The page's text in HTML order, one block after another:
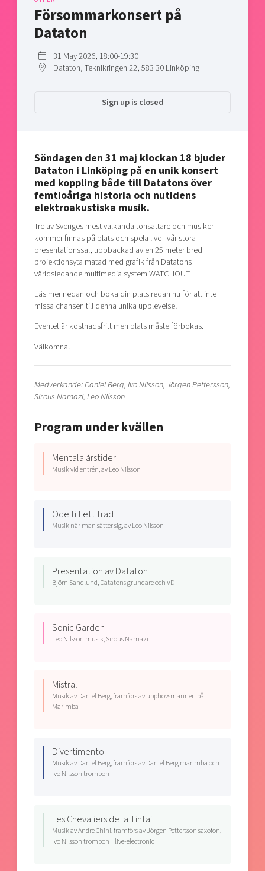
Shaping cities and regions
Bright East
East Sweden Tech Women
Upscaling
Talent & skills
Startup & industry collaboration
Offers to boost your business
Our community of companies
Projects
Project toolbox
Reach out to us
Locations
Today's lunch in Mjärdevi
Försommarkonsert på
Dataton
31 May 2026, 18:00-19:30
Dataton, Teknikringen 22, 583 30 Linköping
Sign up is closed
Söndagen den 31 maj klockan 18 bjuder
Dataton i Linköping på en unik konsert
med koppling både till Datatons över
femtioåriga historia och nutidens
elektroakustiska musik.
Tre av Sveriges mest välkända tonsättare och musiker
kommer finnas på plats och spela live i vår stora
presentationssal, uppbackad av en 25 meter bred
projektionsyta matad med grafik från Datatons
världsledande multimedia system WATCHOUT.
Läs mer nedan och boka din plats redan nu för att inte
missa chansen till denna unika upplevelse!
Eventet är kostnadsfritt men plats måste förbokas.
Välkomna!
Medverkande: Daniel Berg, Ivo Nilsson, Jörgen Pettersson,
Sirous Namazi, Leo Nilsson
Program under kvällen
Mentala årstider
Musik vid entrén, av Leo Nilsson
Ode till ett träd
Musik när man sätter sig, av Leo Nilsson
Presentation av Dataton
Björn Sandlund, Datatons grundare och VD
Sonic Garden
Leo Nilsson musik, Sirous Namazi
Mistral
Musik av Daniel Berg, framförs av upphovsmannen på
Marimba
Divertimento
Musik av Daniel Berg, framförs av Daniel Berg marimba och
Ivo Nilsson trombon
Les Chevaliers de la Tintai
Musik av André Chini, framförs av Jörgen Pettersson saxofon,
Ivo Nilsson trombon + live-electronic